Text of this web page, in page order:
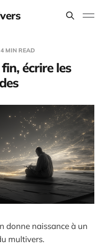
4 MIN READ
écrire les
donne naissance à un
multivers.